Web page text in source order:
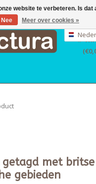
EUR
GBP
USD
getagd met britse
gebieden
website te verbeteren. Is dat
Nee
Meer over cookies »